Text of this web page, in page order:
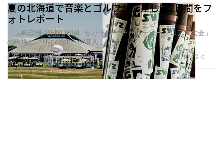
夏の北海道で音楽とゴルフが交差した2日間をフ
ォトレポート
「長嶋茂雄 MEMORIAL セガサミー チャリティープロアマ大会」
の現場に『Hypegolf』が潜入
提供 SEGA SAMMY HOLDINGS 792 0